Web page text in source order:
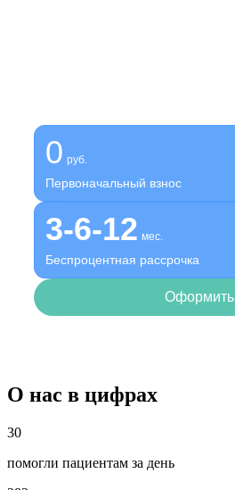
0 руб.
Первоначальный взнос
3-6-12 мес.
Беспроцентная рассрочка
Оформить
О нас в цифрах
30
помогли пациентам за день